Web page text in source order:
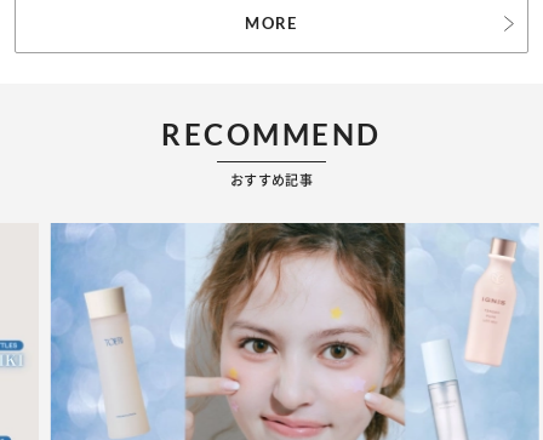
MORE
RECOMMEND
おすすめ記事